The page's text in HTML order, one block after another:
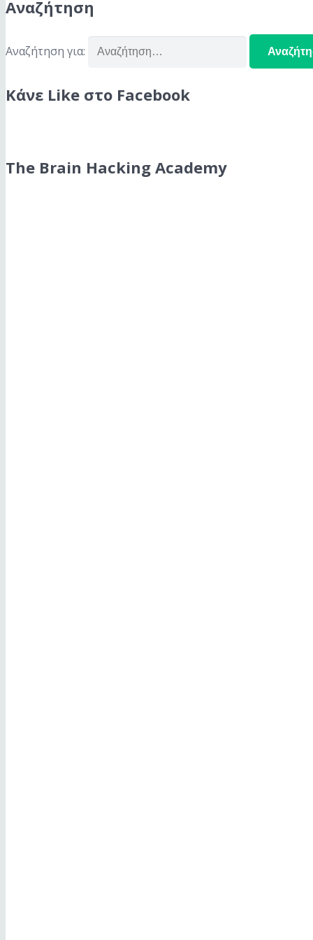
Αναζήτηση
Αναζήτηση για:
Κάνε Like στο Facebook
The Brain Hacking Academy